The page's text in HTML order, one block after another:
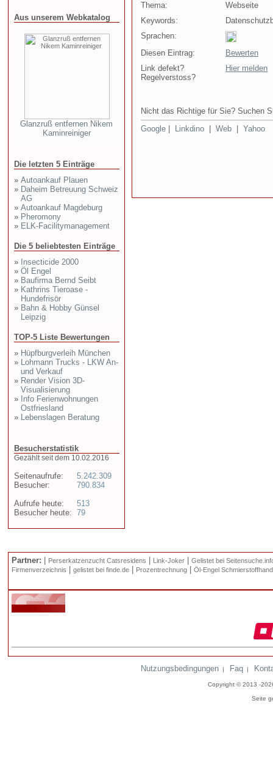
Aus unserem Webkatalog
Glanzruß entfernen Nikem
Kaminreiniger
Die letzten 5 Einträge
» Autoankauf Plauen
» Daheim Betreuung Schweiz
AG
» Autoankauf Magdeburg
» Pheromony
» ELK-Facilitymanagement
Die 5 beliebtesten Einträge
» Insecticide 2000
» Öl Engel
» Baufirma Bernd Seibt
» Kathrins Tieroase -
Hundefrisör
» Bahn & Hobby Günsel
Leipzig
TOP-5 Liste Bewertungen
» Hüpfburgverleih München
» Lohmann Trucks - LKW An-
und Verkauf
» Render Vision 3D-
Visualisierung
» Info Ferienwohnungen
Ostfriesland
» Lebenslagen Beratung
Besucherstatistik
Gezählt seit dem 10.02.2016
Seitenaufrufe:
Besucher:
Aufrufe heute:
Besucher heute:
5.242.309
790.834
513
79
Thema:
Webseite
Keywords:
Sprachen:
Diesen Eintrag:
Bewerten
Link defekt?
Regelverstoss?
Hier melden
Nicht das Richtige für Sie? Suchen
Google
Linkdino Web Yahoo
Partner: Perserkatzenzucht Catsresidens Link-Joker
Gelistet bei
Firmenverzeichnis
gelistet bei finde.de Prozentrechnung Öl-Engel
Nutzungsbedingungen | Faq |
Copyright © 2013 -
Seite